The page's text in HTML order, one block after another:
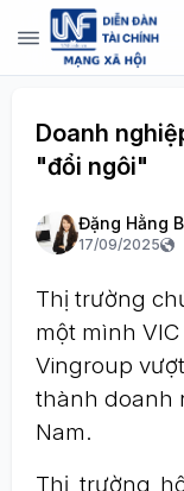
Doanh
"đổi ngôi"
Đặng Hằng
17/09/2025
Thị trường
một mình
Vingroup
thành doanh
Nam.
Thị trường